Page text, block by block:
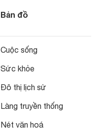
Bản đồ
Cuộc sống
Sức khỏe
Đô thị lịch sử
Làng truyền thống
Nét văn hoá